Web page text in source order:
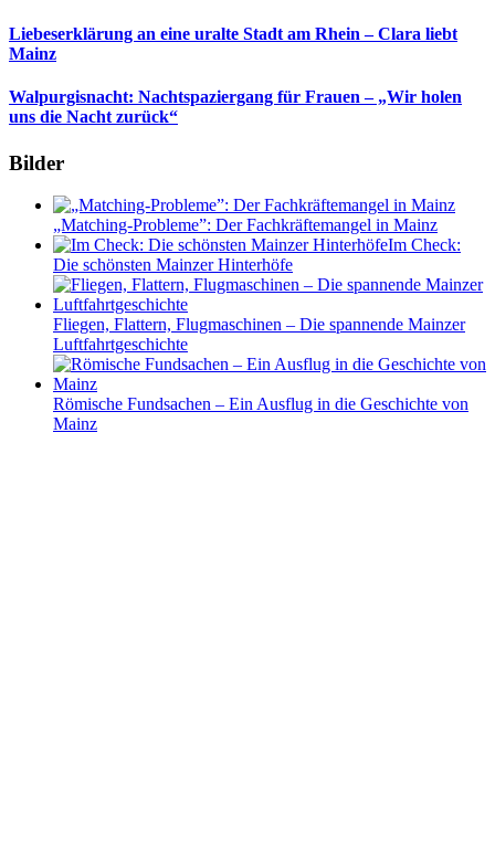
Liebeserklärung an eine uralte Stadt am Rhein – Clara liebt
Mainz
Walpurgisnacht: Nachtspaziergang für Frauen – „Wir holen
uns die Nacht zurück“
Bilder
„Matching-Probleme”: Der Fachkräftemangel in Mainz
Im Check:
Die schönsten Mainzer Hinterhöfe
Fliegen, Flattern, Flugmaschinen – Die spannende Mainzer
Luftfahrtgeschichte
Römische Fundsachen – Ein Ausflug in die Geschichte von
Mainz